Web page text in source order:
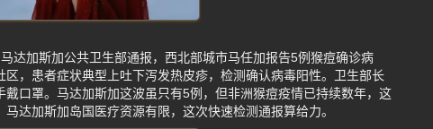
达加斯加公共卫生部通报，西北部城市马任加报告5例猴痘确诊病
，患者症状典型上吐下泻发热皮疹，检测确认病毒阳性。卫生部长
口罩。马达加斯加这波虽只有5例，但非洲猴痘疫情已持续数年，这
达加斯加岛国医疗资源有限，这次快速检测通报算给力。